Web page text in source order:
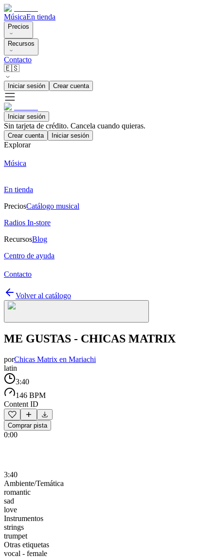
MúsicaEn tienda
Precios
Recursos
Contacto
🇪🇸
Iniciar sesión Crear cuenta
Iniciar sesión
Sin tarjeta de crédito. Cancela cuando quieras.
Crear cuenta Iniciar sesión
Explorar
Música
En tienda
PreciosCatálogo musical
Radios In-store
RecursosBlog
Centro de ayuda
Contacto
Volver al catálogo
ME GUSTAS - CHICAS MATRIX
porChicas Matrix en Mariachi
latin
3:40
146 BPM
Content ID
Comprar pista
0:00
3:40
Ambiente/Temática
romantic
sad
love
Instrumentos
strings
trumpet
Otras etiquetas
vocal - female